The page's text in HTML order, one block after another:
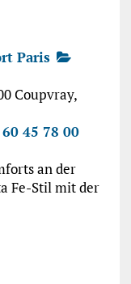
Paris
Coupvray,
45 78 00
an der
Fe-Stil mit der